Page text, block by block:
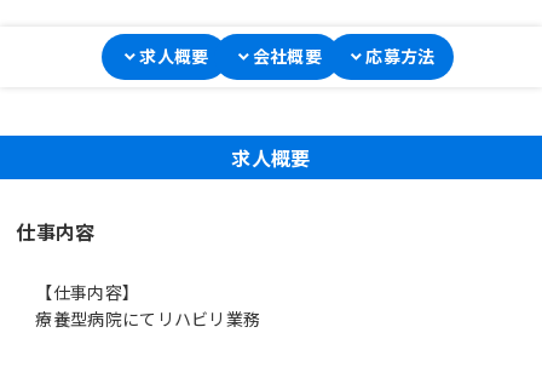
求人概要 会社概要 応募方法
求人概要
仕事内容
【仕事内容】
療養型病院にてリハビリ業務